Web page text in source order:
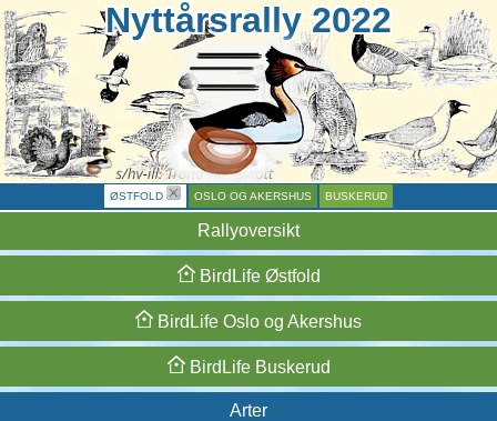
Nyttårsrally 2022
ØSTFOLD OSLO OG AKERSHUS BUSKERUD
Rallyoversikt
BirdLifeØstfold
BirdLife Oslo og Akershus
BirdLifeBuskerud
Arter